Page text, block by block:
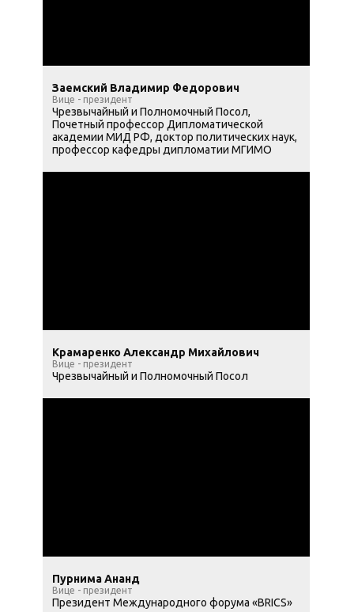
Заемский Владимир Федорович
Вице - президент
Чрезвычайный и Полномочный Посол,
Почетный профессор Дипломатической
академии МИД РФ, доктор политических наук,
профессор кафедры дипломатии МГИМО
Крамаренко Александр Михайлович
Вице - президент
Чрезвычайный и Полномочный Посол
Пурнима Ананд
Вице - президент
Президент Международного форума «BRICS»